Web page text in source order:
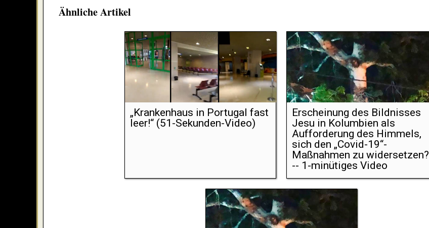
Ähnliche Artikel
„Krankenhaus in Portugal fast
leer!“ (51-Sekunden-Video)
Erscheinung des Bildnisses
Jesu in Kolumbien als
Aufforderung des Himmels,
sich den „Covid-19“-
Maßnahmen zu widersetzen?
-- 1-minütiges Video